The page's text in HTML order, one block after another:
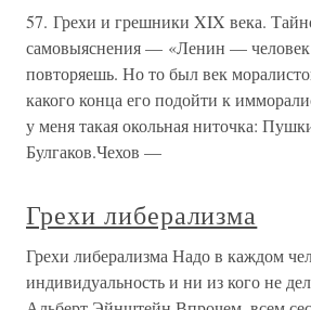
57. Грехи и грешники XIX века.
самовыяснения — «Ленин —
повторяешь. Но то был век
какого конца его подойти к
у меня такая окольная ниточка:
Булгаков.Чехов —
Грехи либерализма
Грехи либерализма Надо в каждом
индивидуальность и ни из кого не